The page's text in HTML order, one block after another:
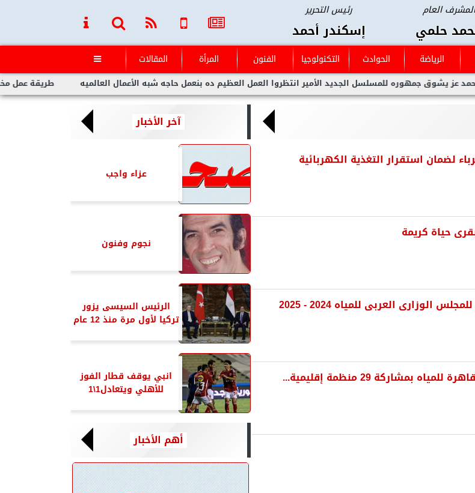
المشرف العام
حلمي
رئيس التحرير
إسكندر أحمد
الرياضة الحوادث التكنولوجيا الفنون المرأة المقالات 
طريقة عمل مخلل جمهوره للمسلسل الجديد الأمير انتظروا العمل العظيم ده بنعمل حاجه شبه الأعمال العالميه
لضمان استقرار التغذية الكهربائية
الوزارى العربى للمياه 2024 - 2025
آخر الأخبار
عزاء واجب
نجوم وفنون
الرئيس السيسى يزور
تركيا لأول مرة منذ 12 عام
انبي يوقف قطار الفوز
للأهلي ويتعادل1\1
أهم الأخبار